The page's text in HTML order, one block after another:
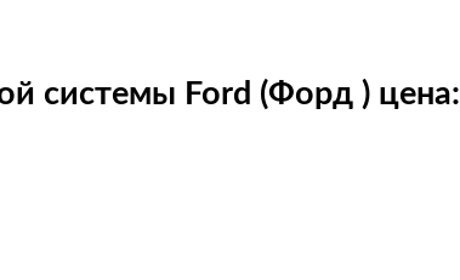
системы Ford (Форд ) цена: